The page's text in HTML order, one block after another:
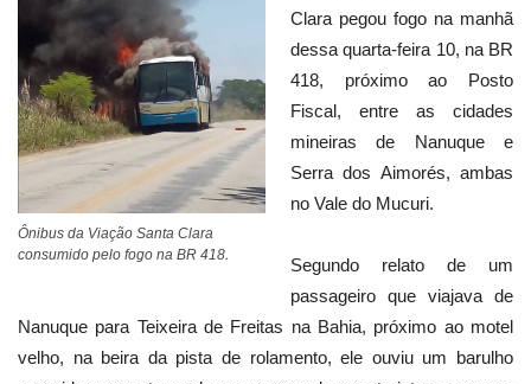
Ônibus da Viação Santa Clara
consumido pelo fogo na BR 418.
Clara pegou fogo na manhã
dessa quarta-feira 10, na BR
418, próximo ao Posto
Fiscal, entre as cidades
mineiras de Nanuque e
Serra dos Aimorés, ambas
no Vale do Mucuri.
Segundo relato de um
passageiro que viajava de
Nanuque para Teixeira de Freitas na Bahia, próximo ao motel
velho, na beira da pista de rolamento, ele ouviu um barulho